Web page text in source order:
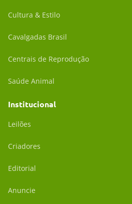
Cultura & Estilo
Cavalgadas Brasil
Centrais de Reprodução
Saúde Animal
Institucional
Leilões
Criadores
Editorial
Anuncie